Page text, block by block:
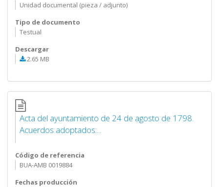
Unidad documental (pieza / adjunto)
Tipo de documento
Testual
Descargar
2.65 MB
Acta del ayuntamiento de 24 de agosto de 1798.
Acuerdos adoptados:...
Código de referencia
BUA-AMB 0019884
Fechas producción